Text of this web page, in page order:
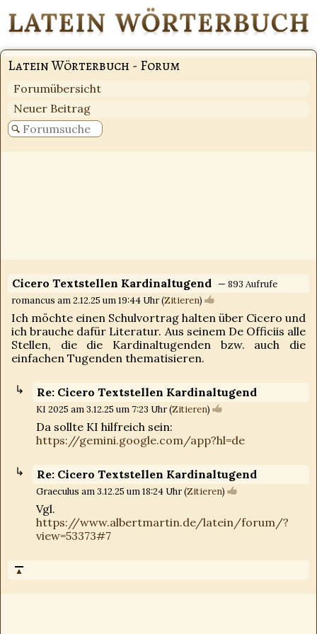
Latein Wörterbuch - Forum
Forumübersicht
Neuer Beitrag
Cicero Textstellen Kardinaltugend — 893 Aufrufe
romancus am 2.12.25 um 19:44 Uhr (Zitieren)
Ich möchte einen Schulvortrag halten über Cicero und
ich brauche dafür Literatur. Aus seinem De Officiis alle
Stellen, die die Kardinaltugenden bzw. auch die
einfachen Tugenden thematisieren.
Re: Cicero Textstellen Kardinaltugend
KI 2025 am 3.12.25 um 7:23 Uhr (Zitieren)
Da sollte KI hilfreich sein:
https://gemini.google.com/app?hl=de
Re: Cicero Textstellen Kardinaltugend
Graeculus am 3.12.25 um 18:24 Uhr (Zitieren)
Vgl.
https://www.albertmartin.de/latein/forum/?
view=53373#7
▲